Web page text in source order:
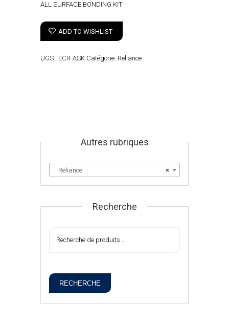
ALL SURFACE BONDING KIT
ADD TO WISHLIST
UGS : ECR-ASK Catégorie: Reliance
Autres rubriques
×
Reliance
Recherche
RECHERCHE